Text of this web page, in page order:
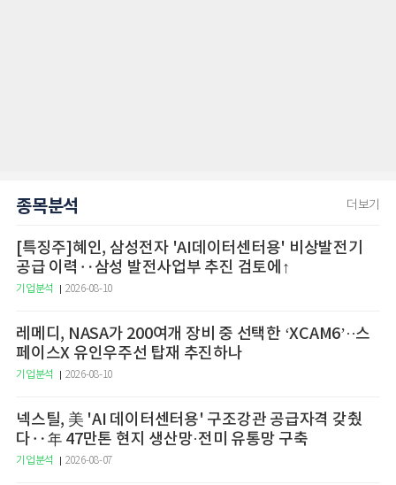
종목분석 더보기
[특징주]혜인, 삼성전자 'AI데이터센터용' 비상발전기
공급 이력‥삼성 발전사업부 추진 검토에↑
기업분석 2026-08-10
레메디, NASA가 200여개 장비 중 선택한 ‘XCAM6’··스
페이스X 유인우주선 탑재 추진하나
기업분석 2026-08-10
넥스틸, 美 'AI 데이터센터용' 구조강관 공급자격 갖췄
다‥年 47만톤 현지 생산망·전미 유통망 구축
기업분석 2026-08-07